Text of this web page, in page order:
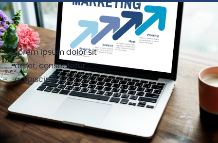
Lorem ipsum dolor sit
amet, consectetur
adipiscing